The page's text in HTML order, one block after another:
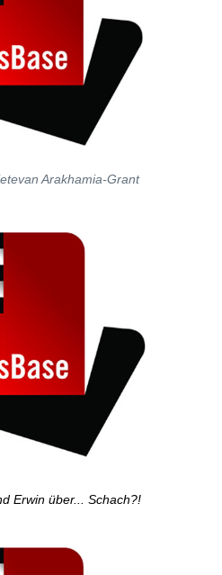
Arakhamia-Grant
Erwin über... Schach?!